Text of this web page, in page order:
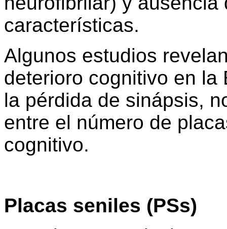
características.
Algunos estudios
deterioro cognitivo en la
la pérdida de sinápsis,
entre el número de
cognitivo.
Placas seniles (PSs)